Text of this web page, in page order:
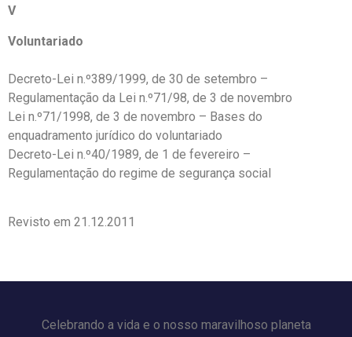
V
Voluntariado
Decreto-Lei n.º389/1999, de 30 de setembro –
Regulamentação da Lei n.º71/98, de 3 de novembro
Lei n.º71/1998, de 3 de novembro – Bases do
enquadramento jurídico do voluntariado
Decreto-Lei n.º40/1989, de 1 de fevereiro –
Regulamentação do regime de segurança social
Revisto em 21.12.2011
Celebrando a vida e o nosso maravilhoso planeta